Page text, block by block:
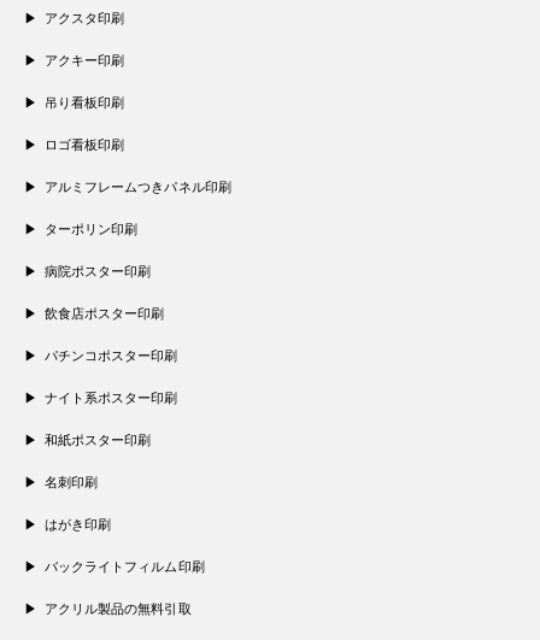
アクスタ印刷
アクキー印刷
吊り看板印刷
ロゴ看板印刷
アルミフレームつきパネル印刷
ターポリン印刷
病院ポスター印刷
飲食店ポスター印刷
パチンコポスター印刷
ナイト系ポスター印刷
和紙ポスター印刷
名刺印刷
はがき印刷
バックライトフィルム印刷
アクリル製品の無料引取